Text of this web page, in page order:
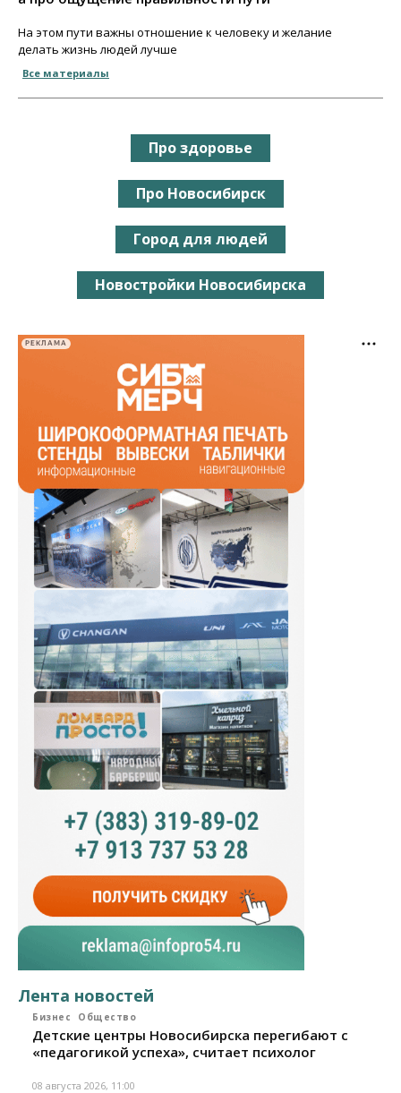
На этом пути важны отношение к человеку и желание
делать жизнь людей лучше
Все материалы
Про здоровье
Про Новосибирск
Город для людей
Новостройки Новосибирска
РЕКЛАМА
Лента новостей
Бизнес Общество
Детские центры Новосибирска перегибают с
«педагогикой успеха», считает психолог
08 августа 2026, 11:00